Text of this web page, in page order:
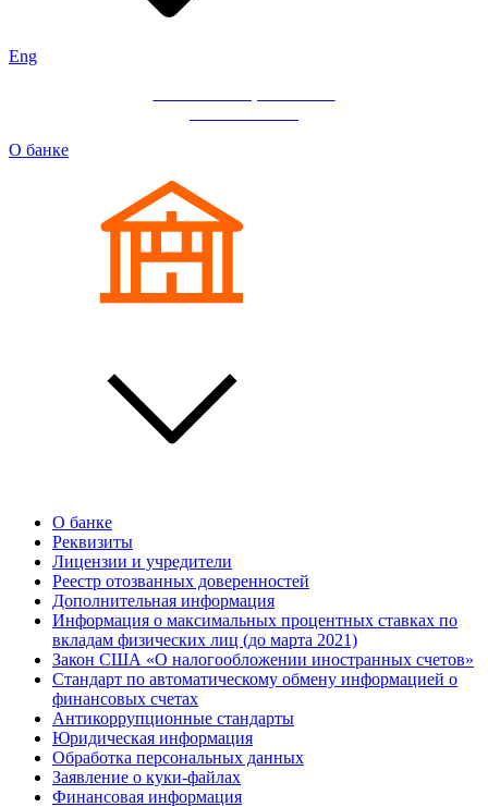
Eng
О банке
О банке
Реквизиты
Лицензии и учредители
Реестр отозванных доверенностей
Дополнительная информация
Информация о максимальных процентных ставках по
вкладам физических лиц (до марта 2021)
Закон США «О налогообложении иностранных счетов»
Стандарт по автоматическому обмену информацией о
финансовых счетах
Антикоррупционные стандарты
Юридическая информация
Обработка персональных данных
Заявление о куки-файлах
Финансовая информация